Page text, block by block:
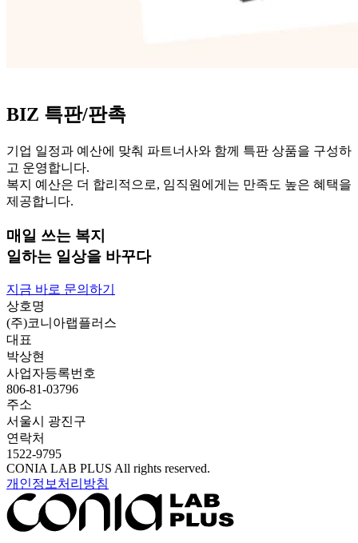
BIZ 특판/판촉
기업 일정과 예산에 맞춰 파트너사와 함께 특판 상품을 구성하
고 운영합니다.
복지 예산은 더 합리적으로, 임직원에게는 만족도 높은 혜택을
제공합니다.
매일 쓰는 복지
일하는 일상을 바꾸다
지금 바로 문의하기
상호명
(주)코니아랩플러스
대표
박상현
사업자등록번호
806-81-03796
주소
서울시 광진구
연락처
1522-9795
CONIA LAB PLUS All rights reserved.
개인정보처리방침